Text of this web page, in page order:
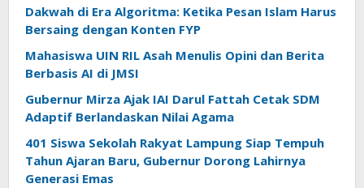
Dakwah di Era Algoritma: Ketika Pesan Islam Harus
Bersaing dengan Konten FYP
Mahasiswa UIN RIL Asah Menulis Opini dan Berita
Berbasis AI di JMSI
Gubernur Mirza Ajak IAI Darul Fattah Cetak SDM
Adaptif Berlandaskan Nilai Agama
401 Siswa Sekolah Rakyat Lampung Siap Tempuh
Tahun Ajaran Baru, Gubernur Dorong Lahirnya
Generasi Emas